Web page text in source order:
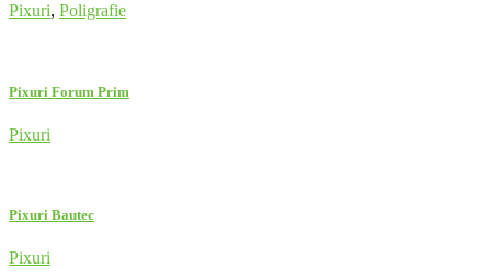
Pixuri, Poligrafie
Pixuri Forum Prim
Pixuri
Pixuri Bautec
Pixuri